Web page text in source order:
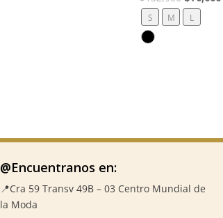
precio
S M L
@Encuentranos en:
📍Cra 59 Transv 49B – 03 Centro Mundial de
la Moda